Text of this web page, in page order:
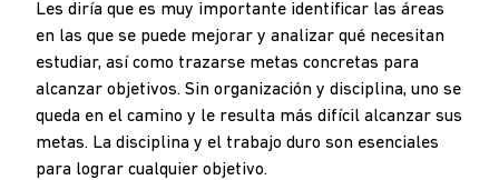
Les diría que es muy importante identificar las áreas
en las que se puede mejorar y analizar qué necesitan
estudiar, así como trazarse metas concretas para
alcanzar objetivos. Sin organización y disciplina, uno se
queda en el camino y le resulta más difícil alcanzar sus
metas. La disciplina y el trabajo duro son esenciales
para lograr cualquier objetivo.